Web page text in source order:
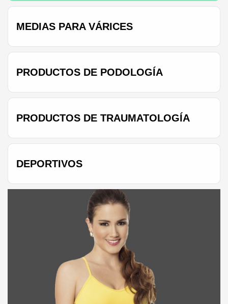
MEDIAS PARA VÁRICES
PRODUCTOS DE PODOLOGÍA
PRODUCTOS DE TRAUMATOLOGÍA
DEPORTIVOS